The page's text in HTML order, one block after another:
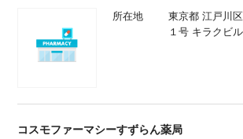
所在地
東京都 江戸川
１号 キラクビ
コスモファーマシーすずらん薬局